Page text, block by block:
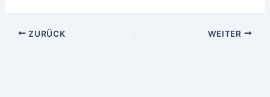
ZURÜCK WEITER